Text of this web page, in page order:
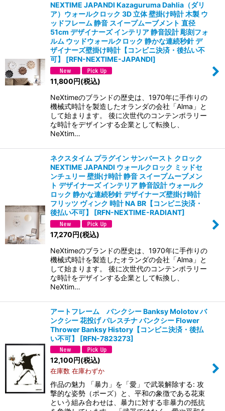
NEXTIME JAPANDI Kazaguruma Dahlia（ダリ
ア）ウォールクロック 3D 立体 壁掛け時計 木製 ウ
ッドフレーム 静音 スイープムーブメント 直径
51cm デザイナーズ インテリア 静音設計 彫刻フォ
ルム ウッドウォールクロック 静かな連続秒針 デ
ザイナーズ壁掛け時計【コンビニ決済・後払い不
可】
[RFN-NEXTIME-JAPANDI]
11,800円(税込)
NeXtimeのブランドの歴史は、1970年に手作りの
機械式時計を製造したオランダの会社「Alma」と
して始まります。 後に次世代のコンテンポラリー
な時計をデザインする企業として転換し、
NeXtim…
ネクスタイム プラグイン サンバースト クロック
NEXTIME JAPANDI ウォールクロック ミッドセ
ンチュリー 壁掛け時計 静音 スイープムーブメン
ト デザイナーズ インテリア 静音設計 ウォールク
ロック 静かな連続秒針 デザイナーズ壁掛け時計
フリッツ ヴィンク 時計 NA BR【コンビニ決済・
後払い不可】
[RFN-NEXTIME-RADIANT]
17,270円(税込)
NeXtimeのブランドの歴史は、1970年に手作りの
機械式時計を製造したオランダの会社「Alma」と
して始まります。 後に次世代のコンテンポラリー
な時計をデザインする企業として転換し、
NeXtim…
アートフレーム バンクシー Banksy Molotov バ
ンクシー 花投げ パレスチナ バンクシー Flower
Thrower Banksy History【コンビニ決済・後払
い不可】
[RFN-7823273]
12,100円(税込)
在庫数 在庫わずか
作品の魅力 「暴力」を「愛」で武装解除する: 攻
撃的な姿勢（ポーズ）と、平和の象徴である花束
という組み合わせは、暴力に対する非暴力の抵抗